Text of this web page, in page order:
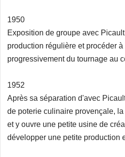
1950
Exposition de groupe avec
production régulière et procéder
progressivement du tournage au
1952
Après sa séparation d'avec
de poterie culinaire provençale,
et y ouvre une petite usine de
développer une petite production